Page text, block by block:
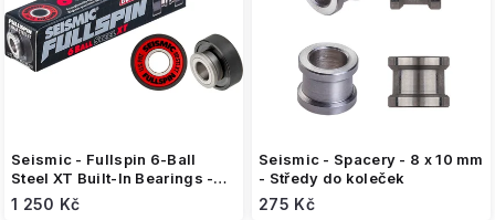
s
p
r
k
t
ů
Seismic - Fullspin 6-Ball
Steel XT Built-In Bearings -
ložiska (8 kusů)
1 250 Kč
Seismic - Spacery - 8 x 10 mm
- Středy do koleček
275 Kč